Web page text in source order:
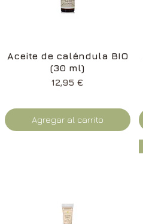
Vista rápida
Aceite de caléndula BIO
(30 ml)
Precio
12,95 €
Agregar al carrito